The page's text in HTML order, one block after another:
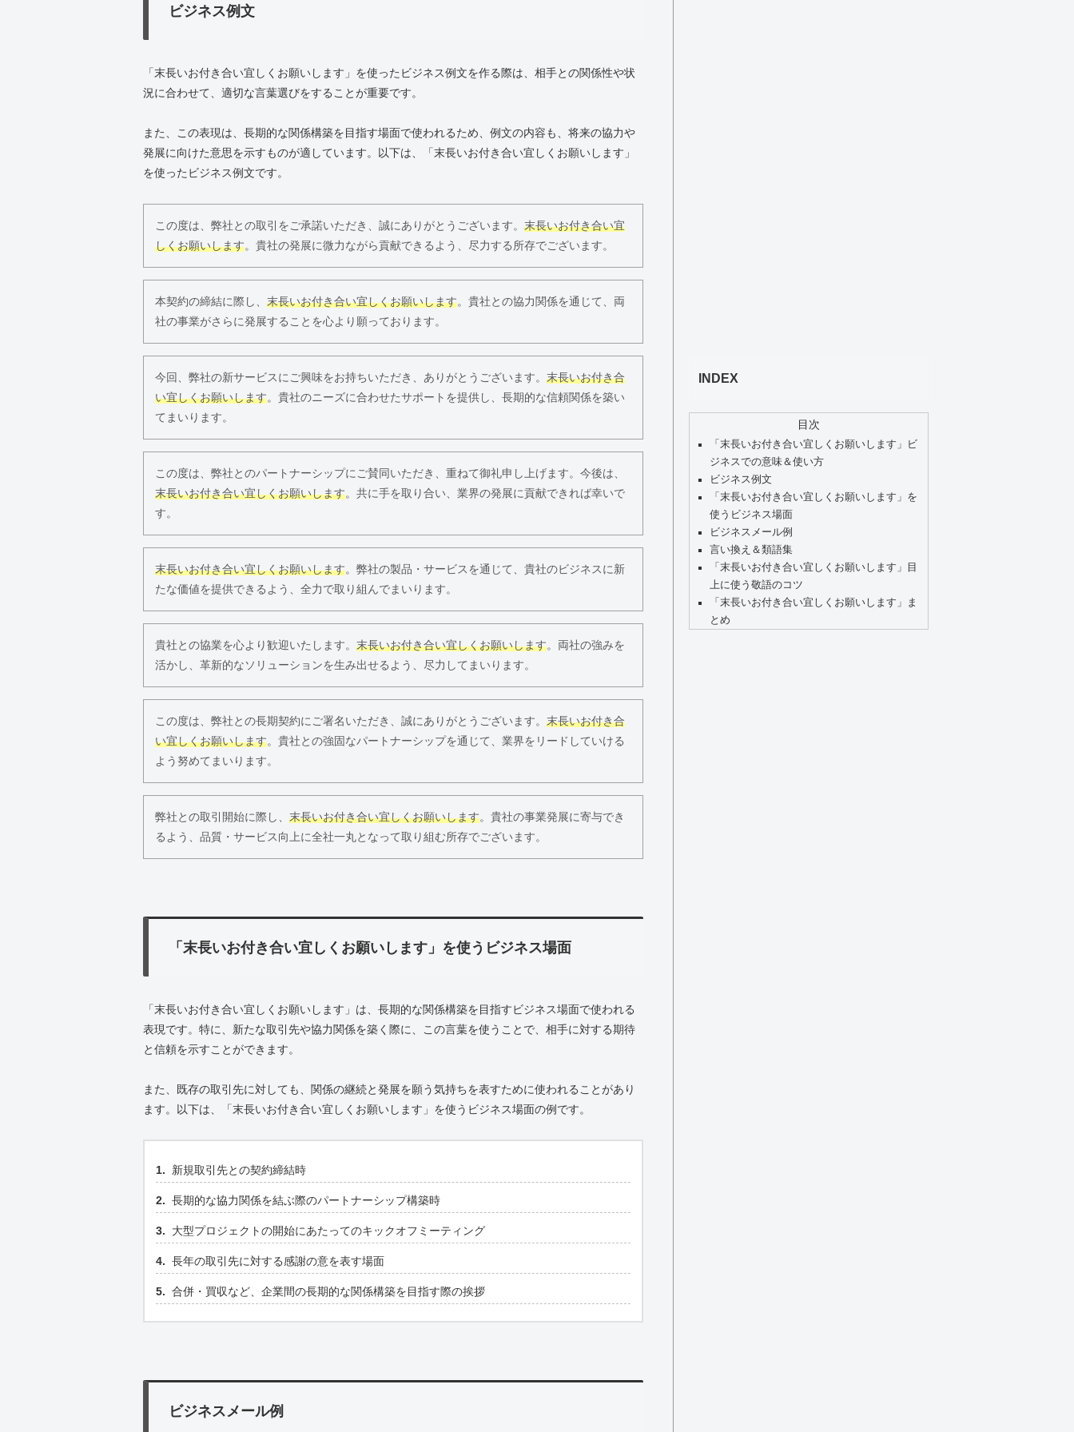
ビジネス例文
「末長いお付き合い宜しくお願いします」を使ったビジネス例文を作る際は、相手との関係性や状
況に合わせて、適切な言葉選びをすることが重要です。
また、この表現は、長期的な関係構築を目指す場面で使われるため、例文の内容も、将来の協力や
発展に向けた意思を示すものが適しています。以下は、「末長いお付き合い宜しくお願いします」
を使ったビジネス例文です。
この度は、弊社との取引をご承諾いただき、誠にありがとうございます。 末長いお付き合い宜
しくお願いします。貴社の発展に微力ながら貢献できるよう、尽力する所存でございます。
本契約の締結に際し、 末長いお付き合い宜しくお願いします。貴社との協力関係を通じて、両
社の事業がさらに発展することを心より願っております。
今回、弊社の新サービスにご興味をお持ちいただき、ありがとうございます。 末長いお付き合
い宜しくお願いします。貴社のニーズに合わせたサポートを提供し、長期的な信頼関係を築い
てまいります。
この度は、弊社とのパートナーシップにご賛同いただき、重ねて御礼申し上げます。今後は、
末長いお付き合い宜しくお願いします。共に手を取り合い、業界の発展に貢献できれば幸いで
す。
末長いお付き合い宜しくお願いします。弊社の製品・サービスを通じて、貴社のビジネスに新
たな価値を提供できるよう、全力で取り組んでまいります。
貴社との協業を心より歓迎いたします。 末長いお付き合い宜しくお願いします。両社の強みを
活かし、革新的なソリューションを生み出せるよう、尽力してまいります。
この度は、弊社との長期契約にご署名いただき、誠にありがとうございます。 末長いお付き合
い宜しくお願いします。貴社との強固なパートナーシップを通じて、業界をリードしていける
よう努めてまいります。
弊社との取引開始に際し、 末長いお付き合い宜しくお願いします。貴社の事業発展に寄与でき
るよう、品質・サービス向上に全社一丸となって取り組む所存でございます。
「末長いお付き合い宜しくお願いします」を使うビジネス場面
「末長いお付き合い宜しくお願いします」は、長期的な関係構築を目指すビジネス場面で使われる
表現です。特に、新たな取引先や協力関係を築く際に、この言葉を使うことで、相手に対する期待
と信頼を示すことができます。
また、既存の取引先に対しても、関係の継続と発展を願う気持ちを表すために使われることがあり
ます。以下は、「末長いお付き合い宜しくお願いします」を使うビジネス場面の例です。
新規取引先との契約締結時
長期的な協力関係を結ぶ際のパートナーシップ構築時
大型プロジェクトの開始にあたってのキックオフミーティング
長年の取引先に対する感謝の意を表す場面
合併・買収など、企業間の長期的な関係構築を目指す際の挨拶
ビジネスメール例
INDEX
目次
「末長いお付き合い宜しくお願いします」ビ
ジネスでの意味＆使い方
ビジネス例文
「末長いお付き合い宜しくお願いします」を
使うビジネス場面
ビジネスメール例
言い換え＆類語集
「末長いお付き合い宜しくお願いします」目
上に使う敬語のコツ
「末長いお付き合い宜しくお願いします」ま
とめ